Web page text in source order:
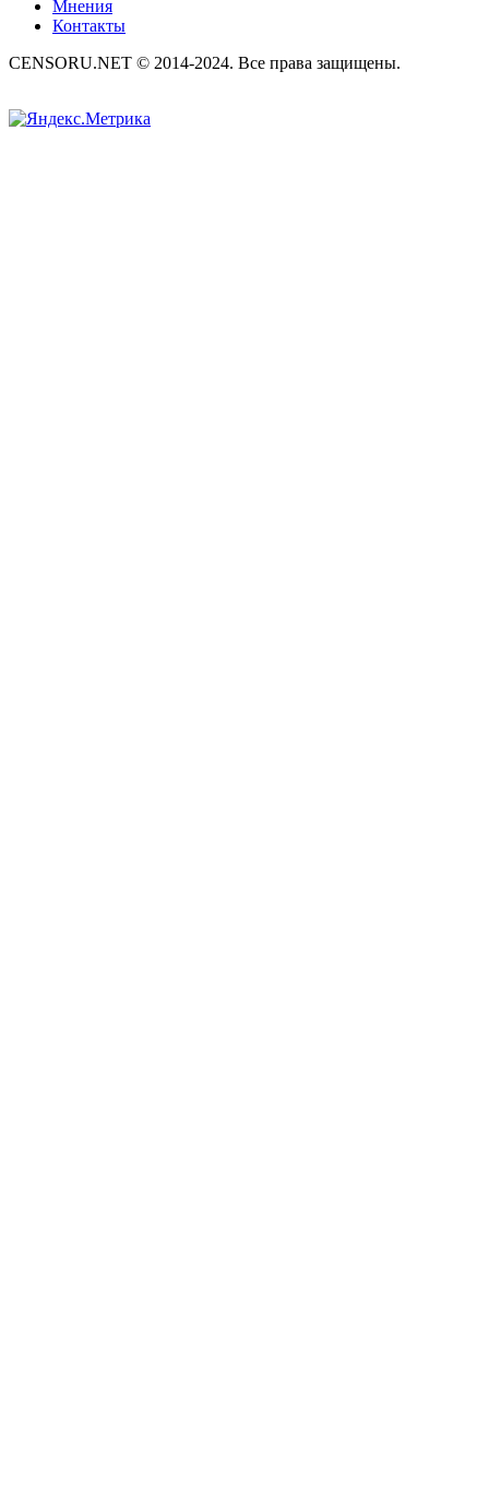
Мнения
Контакты
CENSORU.NET © 2014-2024. Все права защищены.